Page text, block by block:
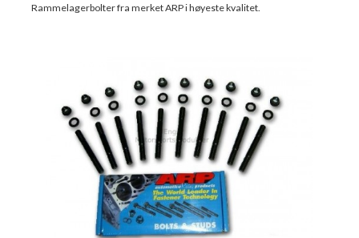
Rammelagerbolter fra merket ARP i høyeste kvalitet.